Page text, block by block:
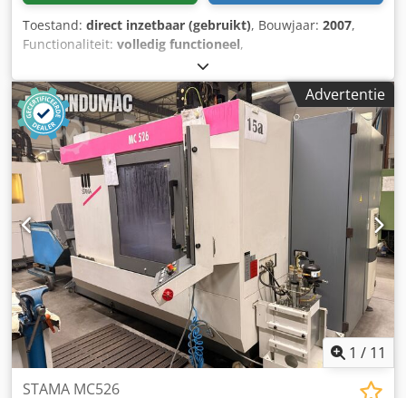
Toestand: direct inzetbaar (gebruikt), Bouwjaar: 2007,
Functionaliteit: volledig functioneel,
KMM 334-2052
verticale bewerkingscentra – 3-assig CNC (X/Y/Z) X-
verplaatsing: ca. 800 mm Y-verplaatsing: ca. 400 mm Z-
verplaatsing: ca. 350 mm Besturing: Siemens 840D
Gereedschapsmagazijn: ca. 42 posities (afhankelijk van
uitrusting) Codpfx Acjyklx Se Ajrf Spindelopname: HSK 63
Max. spindelsnelheid: ~10.500 tpm
Hoofdspindelvermogen: ca. 18,5 kW Gewicht: ca. 7.500 –
8.800 kg Afmetingen: ~3,5 × 3,5 × 3 m (L×B×H)
Advertentie
1 / 11
STAMA MC526